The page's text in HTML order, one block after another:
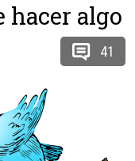
hacer algo
41